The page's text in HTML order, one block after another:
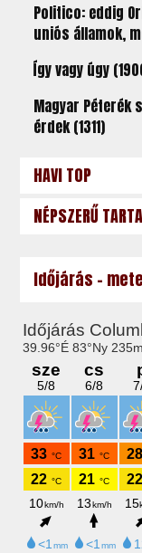
Politico: eddig
uniós államok,
Így vagy úgy
Magyar Péterék
érdek (1311)
HAVI TOP
NÉPSZERŰ
Időjárás -